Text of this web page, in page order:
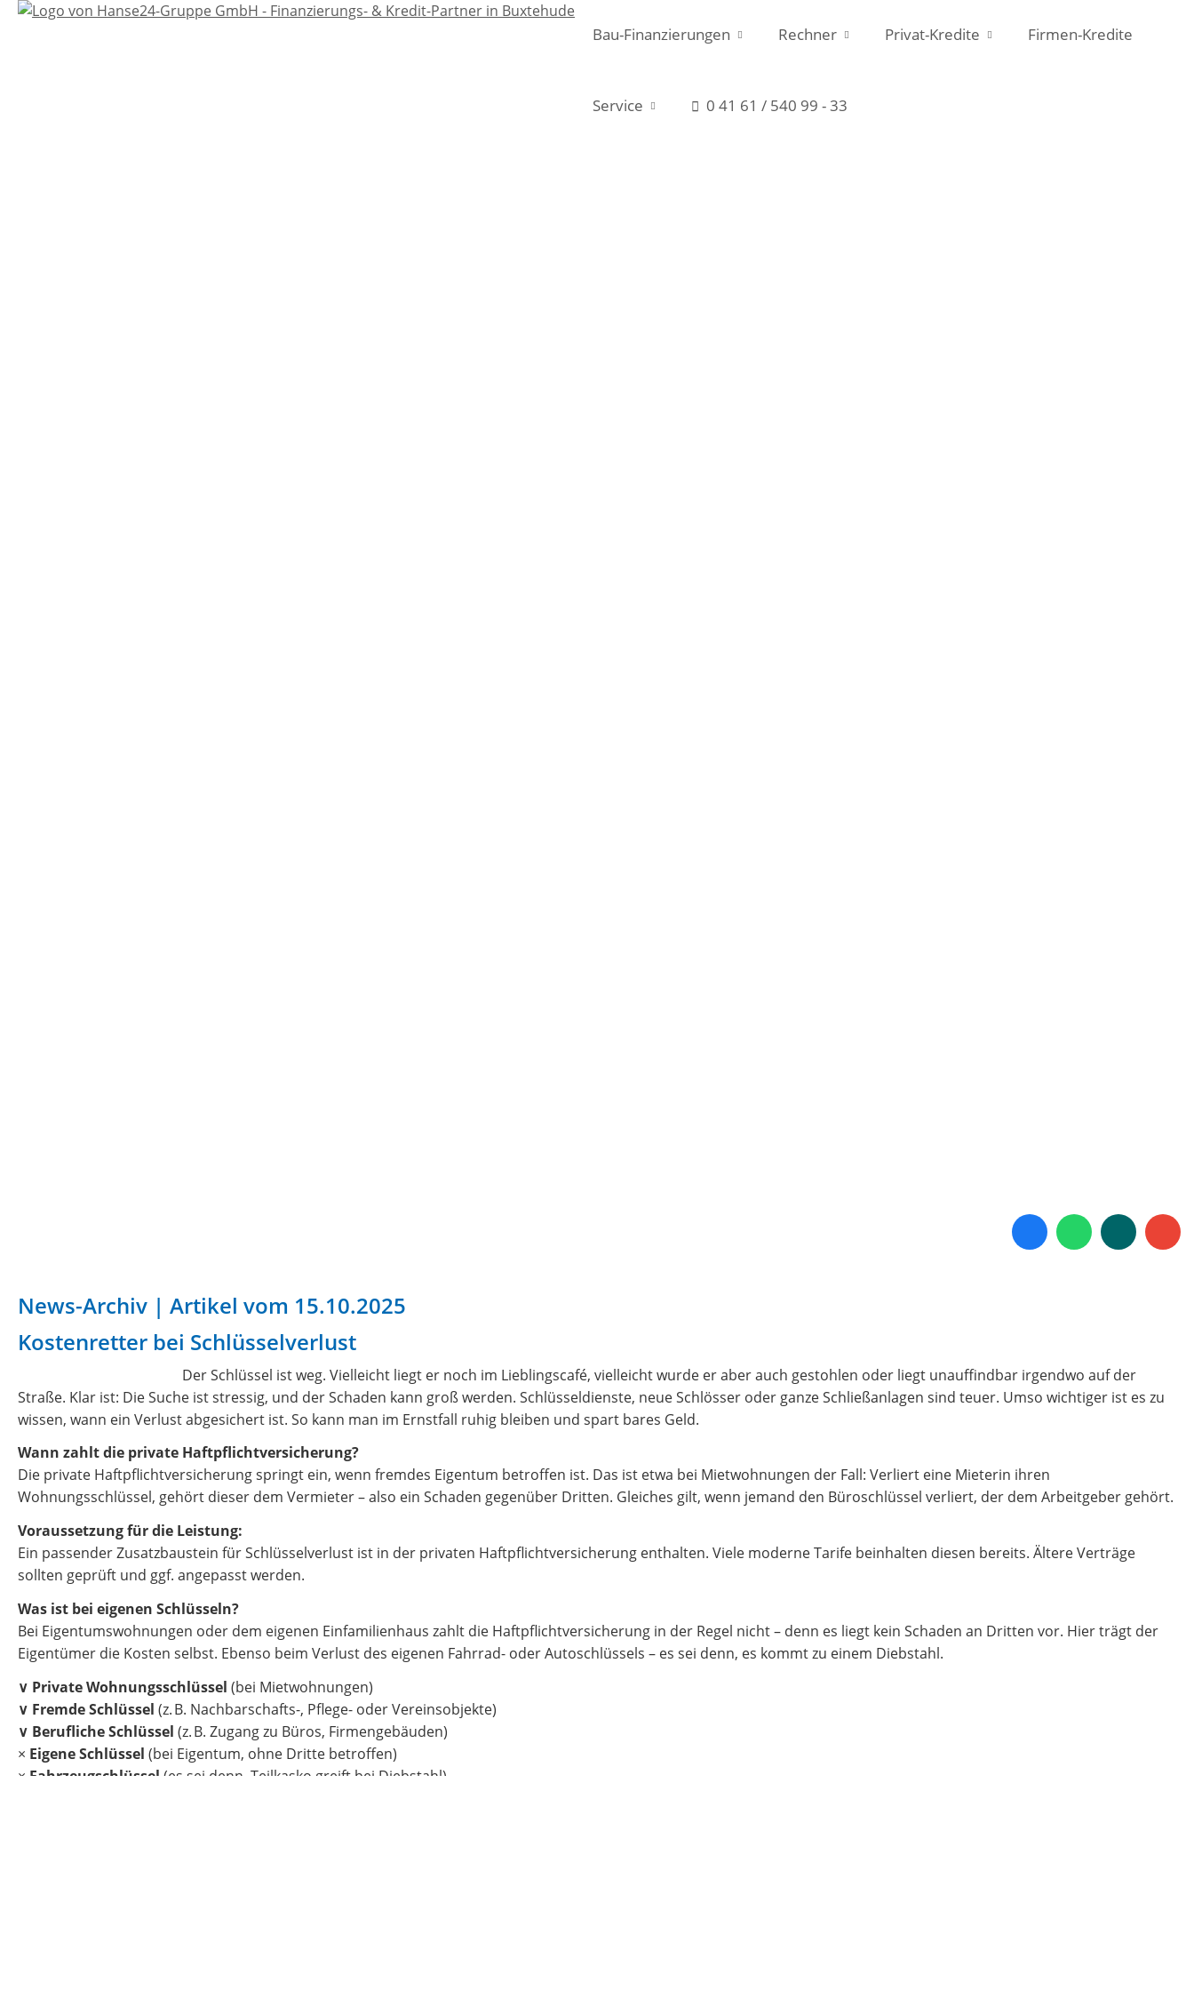
Bau-Finanzierungen Rechner Privat-Kredite Firmen-Kredite
Service 0 41 61 / 540 99 - 33
News-Archiv | Artikel vom 15.10.2025
Kostenretter bei Schlüsselverlust
Der Schlüssel ist weg. Vielleicht liegt er noch im Lieblingscafé, vielleicht wurde er aber auch gestohlen oder liegt unauffindbar irgendwo auf der
Straße. Klar ist: Die Suche ist stressig, und der Schaden kann groß werden. Schlüsseldienste, neue Schlösser oder ganze Schließanlagen sind teuer. Umso wichtiger ist es zu
wissen, wann ein Verlust abgesichert ist. So kann man im Ernstfall ruhig bleiben und spart bares Geld.
Wann zahlt die private Haftpflichtversicherung?
Die private Haftpflichtversicherung springt ein, wenn fremdes Eigentum betroffen ist. Das ist etwa bei Mietwohnungen der Fall: Verliert eine Mieterin ihren
Wohnungsschlüssel, gehört dieser dem Vermieter – also ein Schaden gegenüber Dritten. Gleiches gilt, wenn jemand den Büroschlüssel verliert, der dem Arbeitgeber gehört.
Voraussetzung für die Leistung:
Ein passender Zusatzbaustein für Schlüsselverlust ist in der privaten Haftpflichtversicherung enthalten. Viele moderne Tarife beinhalten diesen bereits. Ältere Verträge
sollten geprüft und ggf. angepasst werden.
Was ist bei eigenen Schlüsseln?
Bei Eigentumswohnungen oder dem eigenen Einfamilienhaus zahlt die Haftpflichtversicherung in der Regel nicht – denn es liegt kein Schaden an Dritten vor. Hier trägt der
Eigentümer die Kosten selbst. Ebenso beim Verlust des eigenen Fahrrad- oder Autoschlüssels – es sei denn, es kommt zu einem Diebstahl.
∨ Private Wohnungsschlüssel (bei Mietwohnungen)
∨ Fremde Schlüssel (z. B. Nachbarschafts-, Pflege- oder Vereinsobjekte)
∨ Berufliche Schlüssel (z. B. Zugang zu Büros, Firmengebäuden)
× Eigene Schlüssel (bei Eigentum, ohne Dritte betroffen)
× Fahrzeugschlüssel (es sei denn, Teilkasko greift bei Diebstahl)